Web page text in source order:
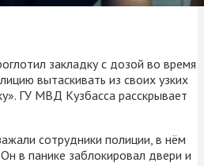
закладку с дозой во время
вытаскивать из своих узких
ГУ МВД Кузбасса расскрывает
сотрудники полиции, в нём
в панике заблокировал двери и